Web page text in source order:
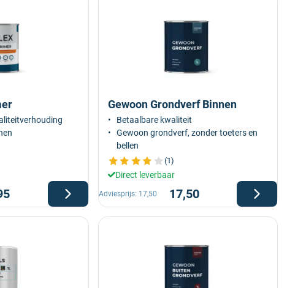
Gewoon Grondverf Binnen
Betaalbare kwaliteit
Gewoon grondverf, zonder toeters en
bellen
(1)
Direct leverbaar
17,50
Adviesprijs: 17,50